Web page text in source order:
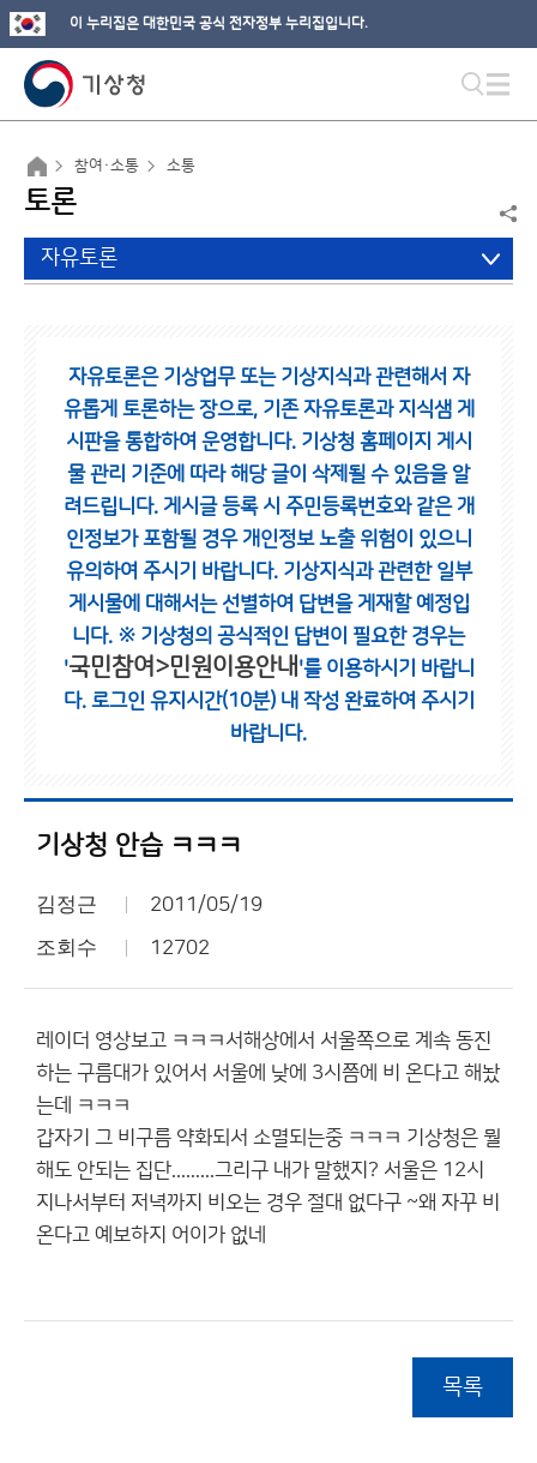
이 누리집은 대한민국 공식 전자정부 누리집입니다.
참여·소통 소통
토론
자유토론
자유토론은 기상업무 또는 기상지식과 관련해서 자
유롭게 토론하는 장으로, 기존 자유토론과 지식샘 게
시판을 통합하여 운영합니다. 기상청 홈페이지 게시
물 관리 기준에 따라 해당 글이 삭제될 수 있음을 알
려드립니다. 게시글 등록 시 주민등록번호와 같은 개
인정보가 포함될 경우 개인정보 노출 위험이 있으니
유의하여 주시기 바랍니다. 기상지식과 관련한 일부
게시물에 대해서는 선별하여 답변을 게재할 예정입
니다. ※ 기상청의 공식적인 답변이 필요한 경우는
'국민참여>민원이용안내 '를 이용하시기 바랍니
다. 로그인 유지시간(10분) 내 작성 완료하여 주시기
바랍니다.
기상청 안습 ㅋㅋㅋ
김정근 2011/05/19
조회수 12702
레이더 영상보고 ㅋㅋㅋ서해상에서 서울쪽으로 계속 동진
하는 구름대가 있어서 서울에 낮에 3시쯤에 비 온다고 해놨
는데 ㅋㅋㅋ
갑자기 그 비구름 약화되서 소멸되는중 ㅋㅋㅋ 기상청은 뭘
해도 안되는 집단.........그리구 내가 말했지? 서울은 12시
지나서부터 저녁까지 비오는 경우 절대 없다구 ~왜 자꾸 비
온다고 예보하지 어이가 없네
목록